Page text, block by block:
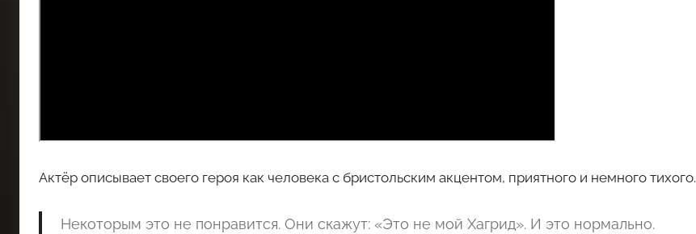
Актёр описывает своего героя как человека с бристольским акцентом, приятного и немного тихого.
Некоторым это не понравится. Они скажут: «Это не мой Хагрид». И это нормально.